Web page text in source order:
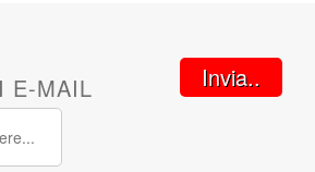
E-MAIL Invia..